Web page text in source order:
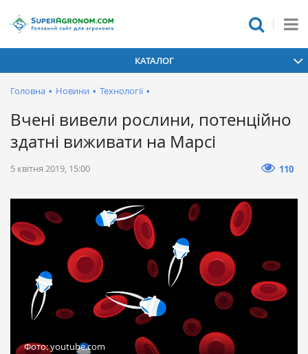
КАТАЛОГ
Головна • Новини • Технології •
Вчені вивели рослини, потенційно
здатні виживати на Марсі
5 квітня 2019, 15:00 110
Фото: youtube.com